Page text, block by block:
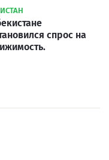
спрос на